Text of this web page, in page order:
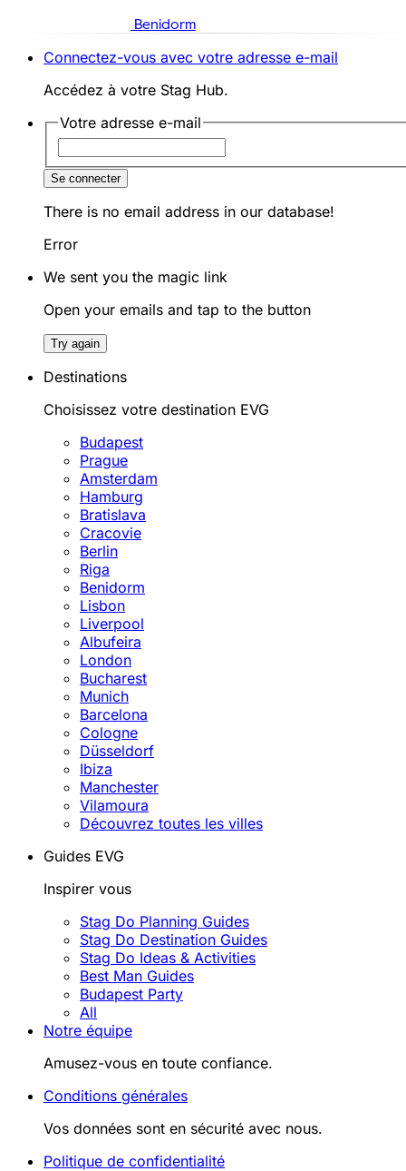
Benidorm
Connectez-vous avec votre adresse e-mail
Accédez à votre Stag Hub.
Votre adresse e-mail
Se connecter
There is no email address in our database!
Error
We sent you the magic link
Open your emails and tap to the button
Try again
Destinations
Choisissez votre destination EVG
Budapest
Prague
Amsterdam
Hamburg
Bratislava
Cracovie
Berlin
Riga
Benidorm
Lisbon
Liverpool
Albufeira
London
Bucharest
Munich
Barcelona
Cologne
Düsseldorf
Ibiza
Manchester
Vilamoura
Découvrez toutes les villes
Guides EVG
Inspirer vous
Stag Do Planning Guides
Stag Do Destination Guides
Stag Do Ideas & Activities
Best Man Guides
Budapest Party
All
Notre équipe
Amusez-vous en toute confiance.
Conditions générales
Vos données sont en sécurité avec nous.
Politique de confidentialité